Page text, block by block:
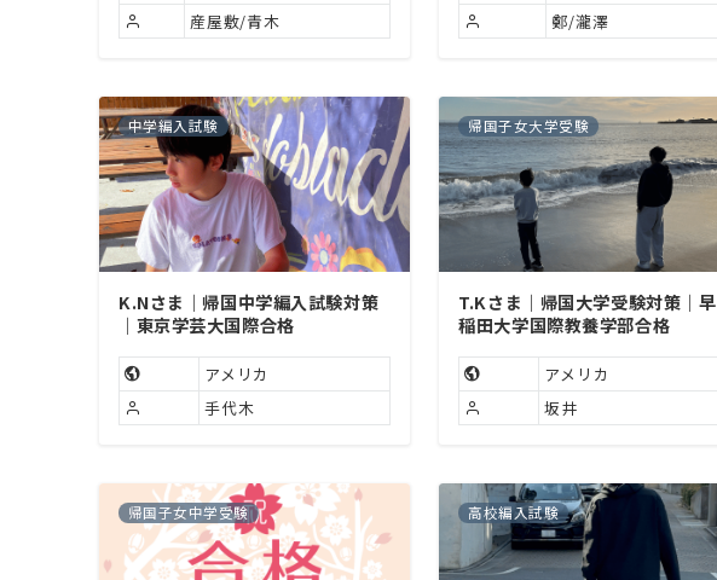
産屋敷/青木
鄭/瀧澤
中学編入試験
K.Nさま｜帰国中学編入試験対策
｜東京学芸大国際合格
アメリカ
手代木
帰国子女大学受験
T.Kさま｜帰国大学受験対策｜早
稲田大学国際教養学部合格
アメリカ
坂井
帰国子女中学受験 高校編入試験